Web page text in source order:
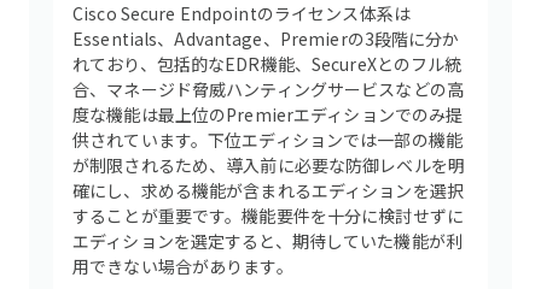
Cisco Secure Endpointのライセンス体系は
Essentials、Advantage、Premierの3段階に分か
れており、包括的なEDR機能、SecureXとのフル統
合、マネージド脅威ハンティングサービスなどの高
度な機能は最上位のPremierエディションでのみ提
供されています。下位エディションでは一部の機能
が制限されるため、導入前に必要な防御レベルを明
確にし、求める機能が含まれるエディションを選択
することが重要です。機能要件を十分に検討せずに
エディションを選定すると、期待していた機能が利
用できない場合があります。